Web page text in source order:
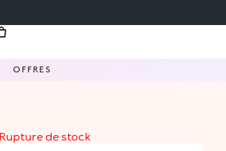
OFFRES
Rupture de stock